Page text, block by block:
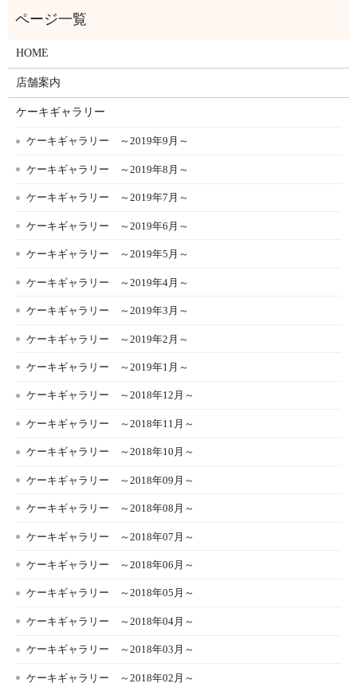
HOME
店舗案内
ケーキギャラリー
ケーキギャラリー ～2019年9月～
ケーキギャラリー ～2019年8月～
ケーキギャラリー ～2019年7月～
ケーキギャラリー ～2019年6月～
ケーキギャラリー ～2019年5月～
ケーキギャラリー ～2019年4月～
ケーキギャラリー ～2019年3月～
ケーキギャラリー ～2019年2月～
ケーキギャラリー ～2019年1月～
ケーキギャラリー ～2018年12月～
ケーキギャラリー ～2018年11月～
ケーキギャラリー ～2018年10月～
ケーキギャラリー ～2018年09月～
ケーキギャラリー ～2018年08月～
ケーキギャラリー ～2018年07月～
ケーキギャラリー ～2018年06月～
ケーキギャラリー ～2018年05月～
ケーキギャラリー ～2018年04月～
ケーキギャラリー ～2018年03月～
ケーキギャラリー ～2018年02月～